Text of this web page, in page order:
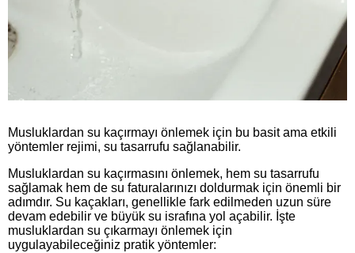
Musluklardan su kaçırmayı önlemek için bu basit ama etkili
yöntemler rejimi, su tasarrufu sağlanabilir.
Musluklardan su kaçırmasını önlemek, hem su tasarrufu
sağlamak hem de su faturalarınızı doldurmak için önemli bir
adımdır. Su kaçakları, genellikle fark edilmeden uzun süre
devam edebilir ve büyük su israfına yol açabilir. İşte
musluklardan su çıkarmayı önlemek için
uygulayabileceğiniz pratik yöntemler: